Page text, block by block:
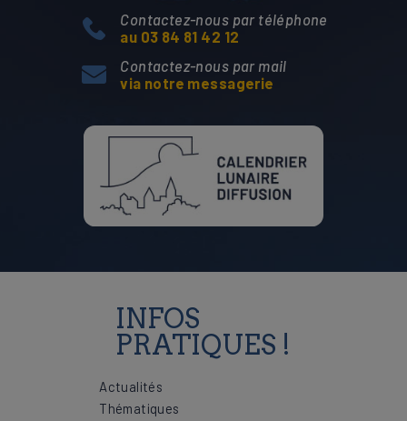
Contactez-nous par téléphone
au 03 84 81 42 12
Contactez-nous par mail
via notre messagerie
INFOS
PRATIQUES !
Actualités
Thématiques